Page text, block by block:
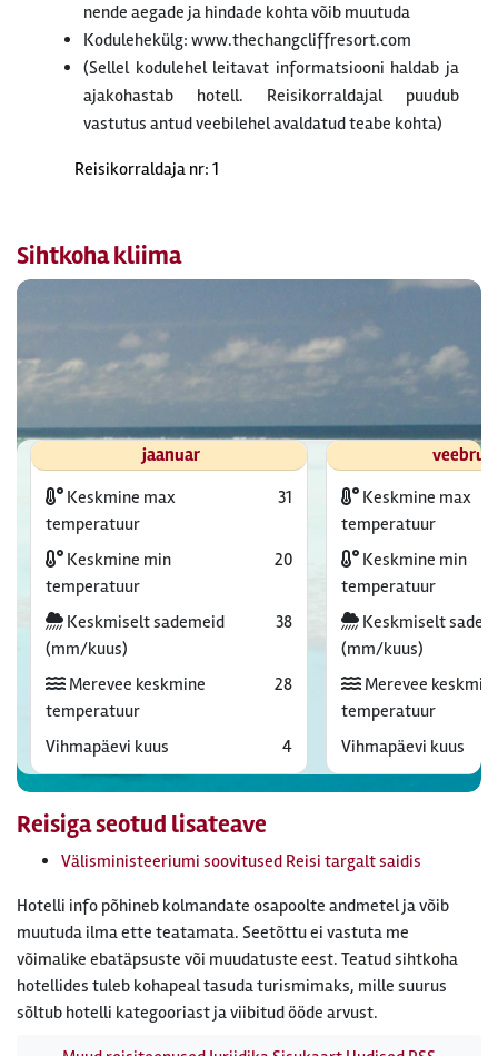
nende aegade ja hindade kohta võib muutuda
Kodulehekülg: www.thechangcliffresort.com
(Sellel kodulehel leitavat informatsiooni haldab ja
ajakohastab hotell. Reisikorraldajal puudub
vastutus antud veebilehel avaldatud teabe kohta)
Reisikorraldaja nr: 1
Sihtkoha kliima
jaanuar
Keskmine max
temperatuur
31
Keskmine min
temperatuur
20
Keskmiselt sademeid
(mm/kuus)
38
Merevee keskmine
temperatuur
28
Vihmapäevi kuus 4
Keskmine max
temperatuur
Keskmine min
temperatuur
Keskmiselt
(mm/kuus)
Merevee
temperatuur
Vihmapäevi kuus
Reisiga seotud lisateave
Välisministeeriumi soovitused Reisi targalt saidis
Hotelli info põhineb kolmandate osapoolte andmetel ja võib
muutuda ilma ette teatamata. Seetõttu ei vastuta me
võimalike ebatäpsuste või muudatuste eest. Teatud sihtkoha
hotellides tuleb kohapeal tasuda turismimaks, mille suurus
sõltub hotelli kategooriast ja viibitud ööde arvust.